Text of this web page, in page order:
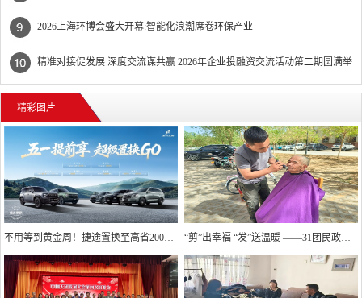
2026上海环博会盛大开幕:智能化浪潮席卷环保产业
精准对接促发展 深度交流谋共赢 2026年企业投融资交流活动第二期圆满举
精彩图片
不用等到黄金周！捷途置换至高省20000元 “剪”出幸福 “发”送温暖 ——31团民政服务站精准回应高龄独居老人“理发难”